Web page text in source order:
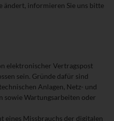
ändert, informieren Sie uns bitte
elektronischer Vertragspost
sein. Gründe dafür sind
Anlagen, Netz- und
sowie Wartungsarbeiten oder
eines Missbrauchs der digitalen